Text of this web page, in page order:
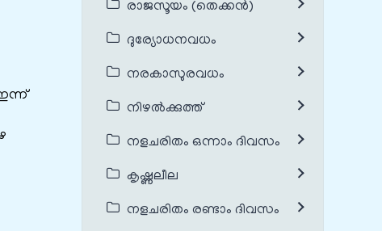
രാജസൂയം (തെക്കൻ)
ദുര്യോധനവധം
നരകാസുരവധം
നിഴൽക്കുത്ത്
നളചരിതം ഒന്നാം ദിവസം
കൃഷ്ണലീല
നളചരിതം രണ്ടാം ദിവസം